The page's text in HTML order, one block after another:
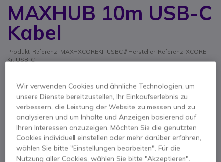
MAXHUB 10m USB-C
Kabel
Produkt-Referenz: MAXHXCOREKITUSBC // Hersteller-Referenz: XCORE
Kit USB-C
Microsoft Teams Rooms-Lösungen mit XCore Kit,
interaktiven Displays und AV-Peripherie.
237,95 € 283,16 € Inkl. MwSt.
Anzahl
IN DEN WARENKORB
Zum Anfang der Bildgalerie springen
Wir verwenden Cookies und ähnliche Technologien, um
unsere Dienste bereitzustellen, Ihr Einkaufserlebnis zu
verbessern, die Leistung der Website zu messen und zu
analysieren und um Inhalte und Anzeigen basierend auf
Ihren Interessen anzuzeigen. Möchten Sie die genutzten
Cookies individuell einstellen oder mehr darüber erfahren,
wählen Sie bitte "Einstellungen bearbeiten". Für die
Nutzung aller Cookies, wählen Sie bitte "Akzeptieren".